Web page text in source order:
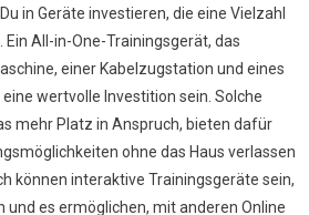
in Geräte investieren, die eine Vielzahl
All-in-One-Trainingsgerät, das
einer Kabelzugstation und eines
wertvolle Investition sein. Solche
mehr Platz in Anspruch, bieten dafür
ohne das Haus verlassen
können interaktive Trainingsgeräte sein,
und es ermöglichen, mit anderen Online